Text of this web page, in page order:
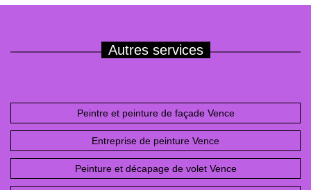
Autres services
Peintre et peinture de façade Vence
Entreprise de peinture Vence
Peinture et décapage de volet Vence